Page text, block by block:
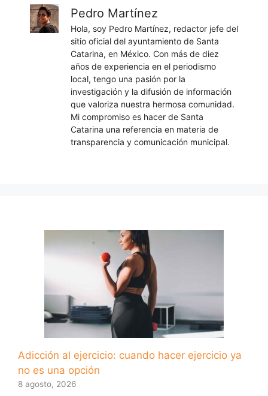
Pedro Martínez
Hola, soy Pedro Martínez, redactor jefe del
sitio oficial del ayuntamiento de Santa
Catarina, en México. Con más de diez
años de experiencia en el periodismo
local, tengo una pasión por la
investigación y la difusión de información
que valoriza nuestra hermosa comunidad.
Mi compromiso es hacer de Santa
Catarina una referencia en materia de
transparencia y comunicación municipal.
Adicción al ejercicio: cuando hacer ejercicio ya
no es una opción
8 agosto, 2026